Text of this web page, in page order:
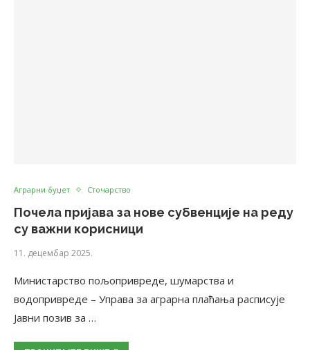
Аграрни буџет Сточарство
Почела пријава за нове субвенције на реду
су важни корисници
11. децембар 2025.
Министарство пољопривреде, шумарства и
водопривреде – Управа за аграрна плаћања расписује
Јавни позив за …